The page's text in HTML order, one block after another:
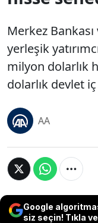
Merkez
yerleşik
milyon dolarlık
dolarlık devlet
AA
Google
siz seçin! Tıkla